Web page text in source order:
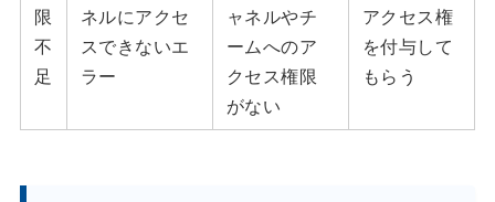
限
不
足
ネルにアクセ
スできないエ
ラー
ャネルやチ
ームへのア
クセス権限
がない
アクセス権
を付与して
もらう